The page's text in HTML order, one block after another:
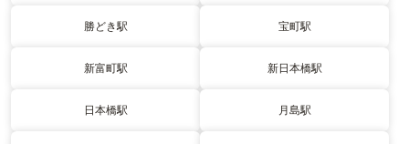
勝どき駅 宝町駅
新富町駅 新日本橋駅
日本橋駅 月島駅